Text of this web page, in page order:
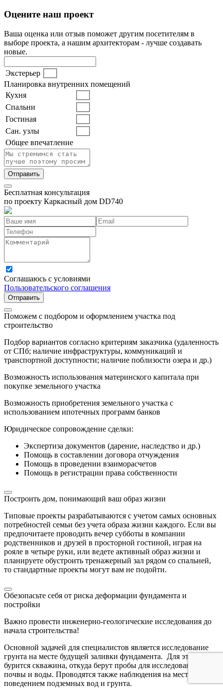
Оцените наш проект
Ваша оценка или отзыв поможет другим посетителям в
выборе проекта, а нашим архитекторам - лучше создавать
новые.
Экстерьер
Планировка внутренних помещений
Кухня
Спальни
Гостиная
Сан. узлы
Общее впечатление
Бесплатная консультация
по проекту Каркасный дом DD740
Соглашаюсь с условиями
Пользовательского соглашения
Отправить
Поможем с подбором и оформлением участка под
строительство
Подбор вариантов согласно критериям заказчика (удаленность
от СПб; наличие инфраструктуры, коммуникаций и
транспортной доступности; наличие поблизости озера и др.)
Возможность использования материнского капитала при
покупке земельного участка
Возможность приобретения земельного участка с
использованием ипотечных программ банков
Юридическое сопровождение сделки:
Экспертиза документов (дарение, наследство и др.)
Помощь в составлении договора отчуждения
Помощь в проведении взаиморасчетов
Помощь в регистрации права собственности
Построить дом, понимающий ваш образ жизни
Типовые проекты разрабатываются с учетом самых основных
потребностей семьи без учета образа жизни каждого. Если вы
предпочитаете проводить вечер субботы в компании
родственников и друзей в просторной гостиной, играя на
рояле в четыре руки, или ведете активный образ жизни и
планируете обустроить тренажерный зал рядом со спальней,
то стандартные проекты могут вам не подойти.
Обезопасьте себя от риска деформации фундамента и
постройки
Важно провести инженерно-геологические исследования до
начала строительства!
Основной задачей для специалистов является исследование
грунта на месте будущей заливки фундамента. Для этого
бурится скважина, откуда берут пробы для исследования
почвы и воды. Проводятся также наблюдения на месте за
поведением подземных вод и грунта.